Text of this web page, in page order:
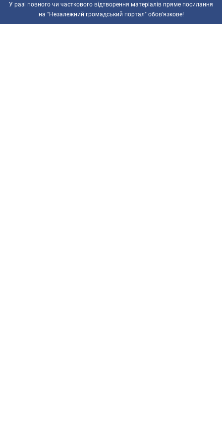
У разі повного чи часткового відтворення матеріалів пряме посилання
на "Незалежний громадський портал" обов'язкове!